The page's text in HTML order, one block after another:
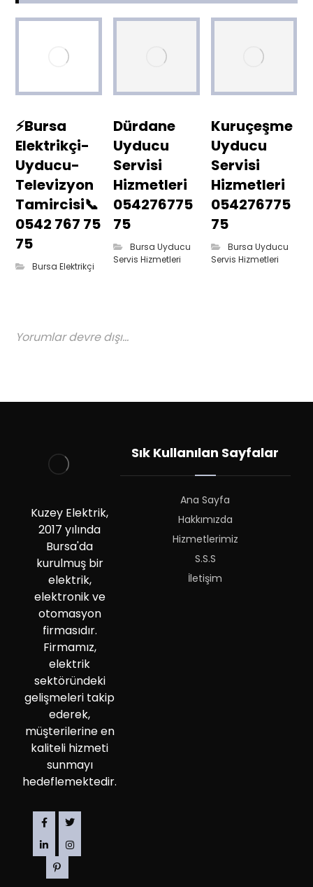
⚡Bursa
Elektrikçi-
Uyducu-
Televizyon
Tamircisi📞
0542 767 75
75
Bursa Elektrikçi
Dürdane
Uyducu
Servisi
Hizmetleri
054276775
75
Bursa Uyducu
Servis Hizmetleri
Kuruçeşme
Uyducu
Servisi
Hizmetleri
054276775
75
Bursa Uyducu
Servis Hizmetleri
Yorumlar devre dışı...
Kuzey Elektrik,
2017 yılında
Bursa'da
kurulmuş bir
elektrik,
elektronik ve
otomasyon
firmasıdır.
Firmamız,
elektrik
sektöründeki
gelişmeleri takip
ederek,
müşterilerine en
kaliteli hizmeti
sunmayı
hedeflemektedir.
Sık Kullanılan Sayfalar
Ana Sayfa
Hakkımızda
Hizmetlerimiz
S.S.S
İletişim